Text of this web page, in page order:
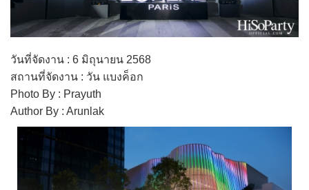
วันที่จัดงาน : 6 มิถุนายน 2568
สถานที่จัดงาน : วัน แบงค็อก
Photo By : Prayuth
Author By : Arunlak